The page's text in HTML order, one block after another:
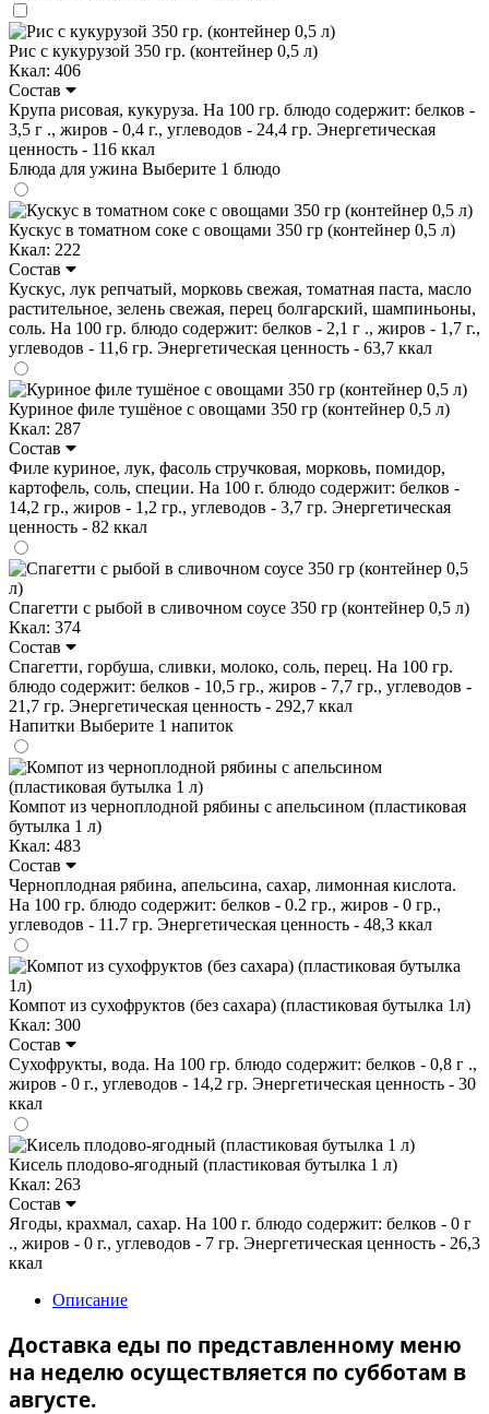
Рис с кукурузой 350 гр. (контейнер 0,5 л)
Ккал: 406
Состав
Крупа рисовая, кукуруза. На 100 гр. блюдо содержит: белков -
3,5 г ., жиров - 0,4 г., углеводов - 24,4 гр. Энергетическая
ценность - 116 ккал
Блюда для ужина Выберите 1 блюдо
Кускус в томатном соке с овощами 350 гр (контейнер 0,5 л)
Ккал: 222
Состав
Кускус, лук репчатый, морковь свежая, томатная паста, масло
растительное, зелень свежая, перец болгарский, шампиньоны,
соль. На 100 гр. блюдо содержит: белков - 2,1 г ., жиров - 1,7 г.,
углеводов - 11,6 гр. Энергетическая ценность - 63,7 ккал
Куриное филе тушёное с овощами 350 гр (контейнер 0,5 л)
Ккал: 287
Состав
Филе куриное, лук, фасоль стручковая, морковь, помидор,
картофель, соль, специи. На 100 г. блюдо содержит: белков -
14,2 гр., жиров - 1,2 гр., углеводов - 3,7 гр. Энергетическая
ценность - 82 ккал
Спагетти с рыбой в сливочном соусе 350 гр (контейнер 0,5 л)
Ккал: 374
Состав
Спагетти, горбуша, сливки, молоко, соль, перец. На 100 гр.
блюдо содержит: белков - 10,5 гр., жиров - 7,7 гр., углеводов -
21,7 гр. Энергетическая ценность - 292,7 ккал
Напитки Выберите 1 напиток
Компот из черноплодной рябины с апельсином (пластиковая
бутылка 1 л)
Ккал: 483
Состав
Черноплодная рябина, апельсина, сахар, лимонная кислота.
На 100 гр. блюдо содержит: белков - 0.2 гр., жиров - 0 гр.,
углеводов - 11.7 гр. Энергетическая ценность - 48,3 ккал
Компот из сухофруктов (без сахара) (пластиковая бутылка 1л)
Ккал: 300
Состав
Сухофрукты, вода. На 100 гр. блюдо содержит: белков - 0,8 г .,
жиров - 0 г., углеводов - 14,2 гр. Энергетическая ценность - 30
ккал
Кисель плодово-ягодный (пластиковая бутылка 1 л)
Ккал: 263
Состав
Ягоды, крахмал, сахар. На 100 г. блюдо содержит: белков - 0 г
., жиров - 0 г., углеводов - 7 гр. Энергетическая ценность - 26,3
ккал
Описание
Доставка еды по представленному меню
на неделю осуществляется по субботам в
августе.